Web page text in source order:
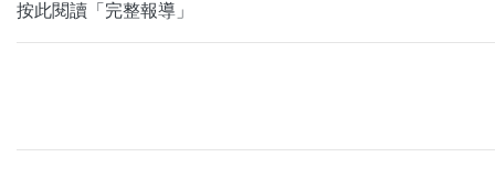
按此閱讀「完整報導」